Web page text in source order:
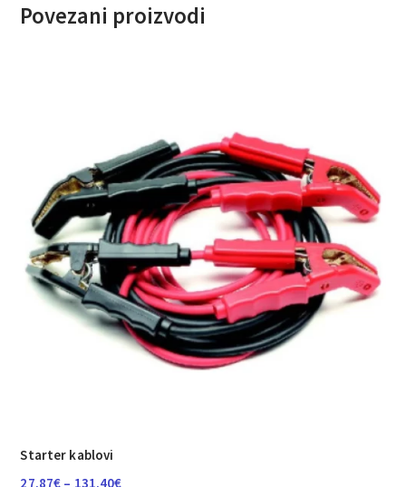
Povezani proizvodi
Starter kablovi
27.87€ – 131.40€Raspon